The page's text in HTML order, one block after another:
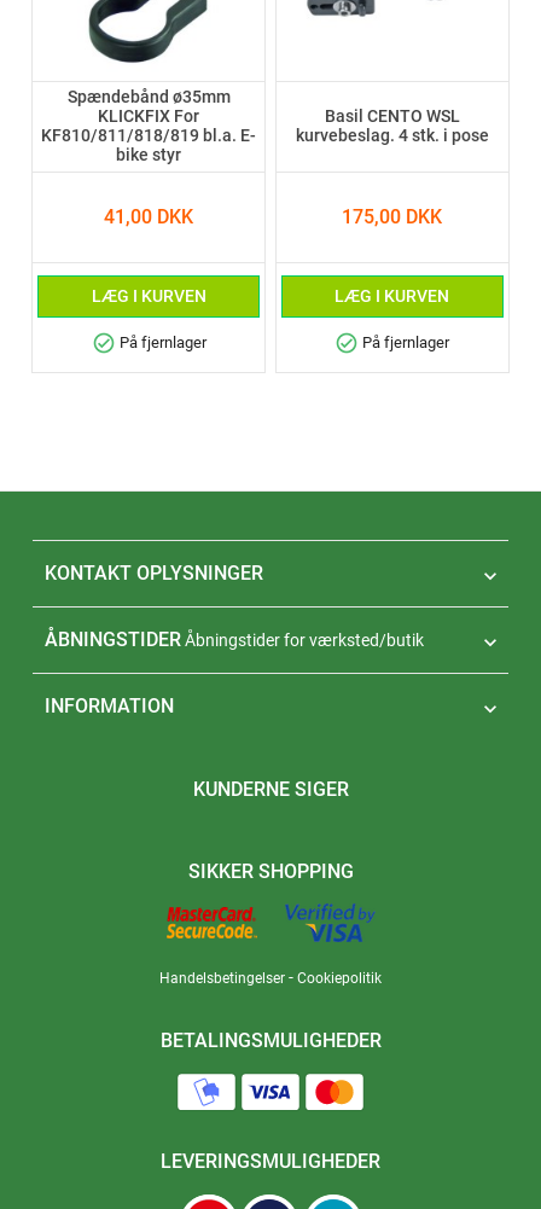
Spændebånd ø35mm
KLICKFIX For
KF810/811/818/819 bl.a. E-
bike styr
41,00 DKK
LÆG I KURVEN
check_circle På fjernlager
Basil CENTO WSL
kurvebeslag. 4 stk. i pose
175,00 DKK
LÆG I KURVEN
check_circle På fjernlager
KONTAKT OPLYSNINGER 
ÅBNINGSTIDER 
Åbningstider for værksted/butik
INFORMATION 
KUNDERNE SIGER
SIKKER SHOPPING
Handelsbetingelser - Cookiepolitik
BETALINGSMULIGHEDER
LEVERINGSMULIGHEDER